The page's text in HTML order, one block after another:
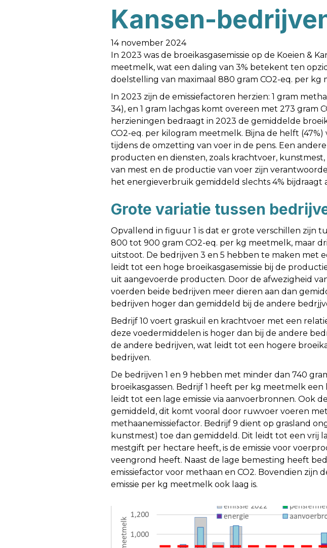
Kansen-
14 november 2024
In 2023 was de broeikasgasemissie op de Koeien &
meetmelk, wat een daling van 3% betekent ten
doelstelling van maximaal 880 gram CO2-eq. per kg
In 2023 zijn de emissiefactoren herzien: 1 gram
34), en 1 gram lachgas komt overeen met 273 gram
herzieningen bedraagt in 2023 de gemiddelde
CO2-eq. per kilogram meetmelk. Bijna de helft
tijdens de omzetting van voer in de pens. Een
producten en diensten, zoals krachtvoer,
van mest en de productie van voer zijn
het energieverbruik gemiddeld slechts 4% bijdraagt
Grote variatie tussen
Opvallend in figuur 1 is dat er grote verschillen zijn
800 tot 900 gram CO2-eq. per kg meetmelk, maar
uitstoot. De bedrijven 3 en 5 hebben te maken met
leidt tot een hoge broeikasgasemissie bij de
uit aangevoerde producten. Door de afwezigheid
voerden beide bedrijven meer dieren aan dan
bedrijven hoger dan gemiddeld bij de andere
Bedrijf 10 voert graskuil en krachtvoer met een
deze voedermiddelen is hoger dan bij de andere
de andere bedrijven, wat leidt tot een hogere
bedrijven.
De bedrijven 1 en 9 hebben met minder dan 740
broeikasgassen. Bedrijf 1 heeft per kg meetmelk
leidt tot een lage emissie via aanvoerbronnen. Ook
gemiddeld, dit komt vooral door ruwvoer voeren
methaanemissiefactor. Bedrijf 9 dient op grasland
kunstmest) toe dan gemiddeld. Dit leidt tot een vrij
mestgift per hectare heeft, is de emissie voor
veengrond heeft. Naast de lage bemesting heeft
emissiefactor voor methaan en CO2. Bovendien zijn
emissie per kg meetmelk ook laag is.